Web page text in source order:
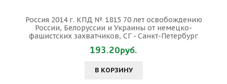
Россия 2014 г. КПД № 1815 70 лет освобождению
России, Белоруссии и Украины от немецко-
фашистских захватчиков, СГ - Санкт-Петербург
193.20руб.
В КОРЗИНУ